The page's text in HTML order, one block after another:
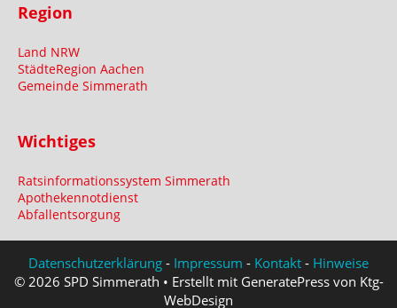
Region
Land NRW
StädteRegion Aachen
Gemeinde Simmerath
Wichtiges
Ratsinformationssystem Simmerath
Apothekennotdienst
Abfallentsorgung
Datenschutzerklärung - Impressum - Kontakt - Hinweise
© 2026 SPD Simmerath • Erstellt mit GeneratePress von Ktg-
WebDesign